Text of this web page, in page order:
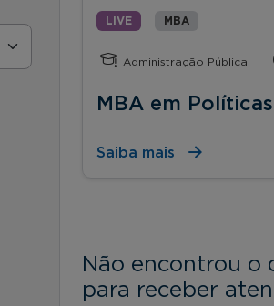
LIVE MBA
Administração Pública
MBA em
Saiba mais
Não encontrou o
para receber